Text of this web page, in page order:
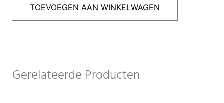
TOEVOEGEN AAN WINKELWAGEN
Gerelateerde Producten